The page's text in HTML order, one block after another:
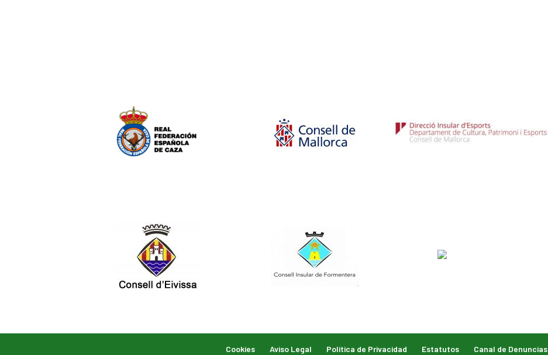
Cookies Aviso Legal Política de Privacidad Estatutos Canal de Denuncias